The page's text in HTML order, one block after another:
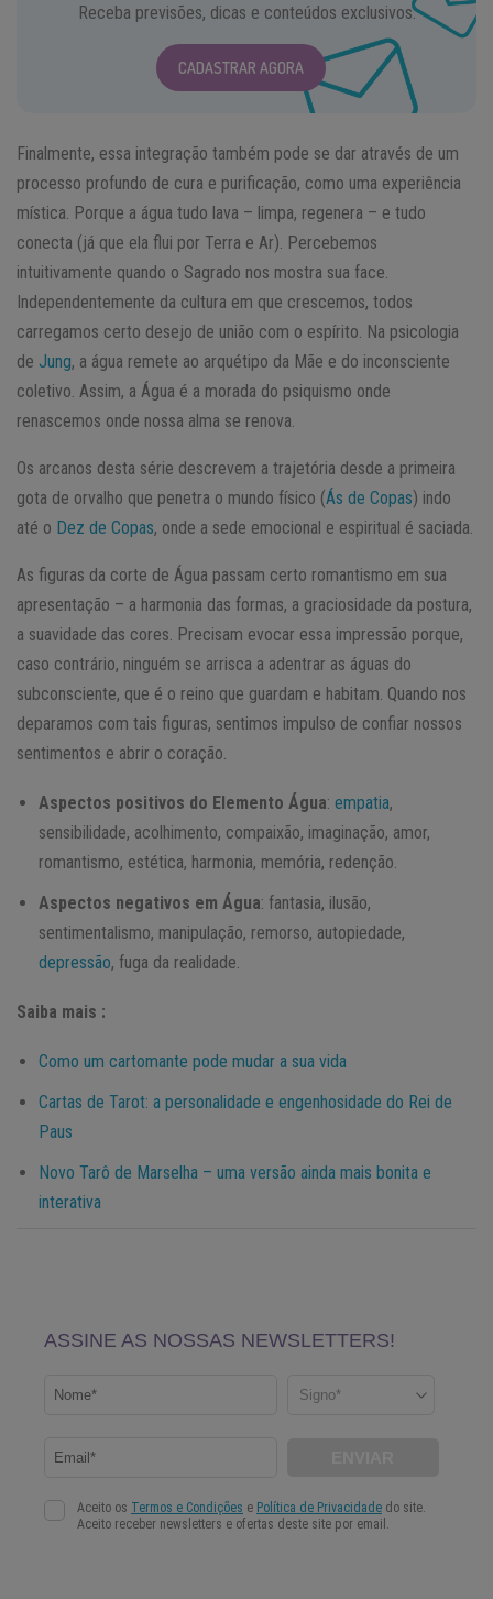
Receba previsões, dicas e conteúdos exclusivos.
CADASTRAR AGORA
Finalmente, essa integração também pode se dar através de um
processo profundo de cura e purificação, como uma experiência
mística. Porque a água tudo lava – limpa, regenera – e tudo
conecta (já que ela flui por Terra e Ar). Percebemos
intuitivamente quando o Sagrado nos mostra sua face.
Independentemente da cultura em que crescemos, todos
carregamos certo desejo de união com o espírito. Na psicologia
de Jung, a água remete ao arquétipo da Mãe e do inconsciente
coletivo. Assim, a Água é a morada do psiquismo onde
renascemos onde nossa alma se renova.
Os arcanos desta série descrevem a trajetória desde a primeira
gota de orvalho que penetra o mundo físico (Ás de Copas) indo
até o Dez de Copas, onde a sede emocional e espiritual é saciada.
As figuras da corte de Água passam certo romantismo em sua
apresentação – a harmonia das formas, a graciosidade da postura,
a suavidade das cores. Precisam evocar essa impressão porque,
caso contrário, ninguém se arrisca a adentrar as águas do
subconsciente, que é o reino que guardam e habitam. Quando nos
deparamos com tais figuras, sentimos impulso de confiar nossos
sentimentos e abrir o coração.
Aspectos positivos do Elemento Água: empatia,
sensibilidade, acolhimento, compaixão, imaginação, amor,
romantismo, estética, harmonia, memória, redenção.
Aspectos negativos em Água: fantasia, ilusão,
sentimentalismo, manipulação, remorso, autopiedade,
depressão, fuga da realidade.
Saiba mais :
Como um cartomante pode mudar a sua vida
Cartas de Tarot: a personalidade e engenhosidade do Rei de
Paus
Novo Tarô de Marselha – uma versão ainda mais bonita e
interativa